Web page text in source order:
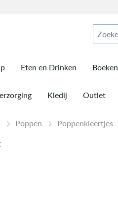
Eten en Drinken Boeken
Kledij Outlet
Poppen Poppenkleertjes